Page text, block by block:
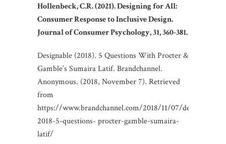
Hollenbeck, C.R. (2021). Designing for All:
Consumer Response to Inclusive Design.
Journal of Consumer Psychology, 31, 360-381.
Designable (2018). 5 Questions With Procter &
Gamble’s Sumaira Latif. Brandchannel.
Anonymous. (2018, November 7). Retrieved
from
https://www.brandchannel.com/2018/11/07/designable-
2018-5-questions- procter-gamble-sumaira-
latif/